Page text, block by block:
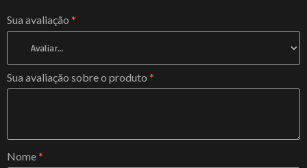
Sua avaliação *
Sua avaliação sobre o produto *
Nome*